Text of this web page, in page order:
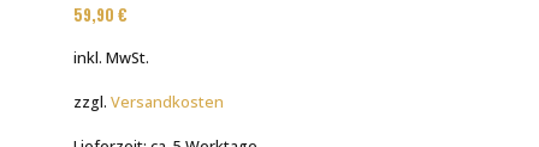
59,90 €
inkl. MwSt.
zzgl. Versandkosten